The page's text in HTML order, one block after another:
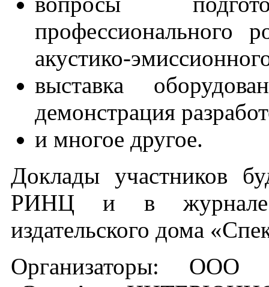
профессионального
акустико-
выставка
демонстрация
и многое другое.
Доклады участников
РИНЦ и в журнале
издательского дома
Организаторы: ООО